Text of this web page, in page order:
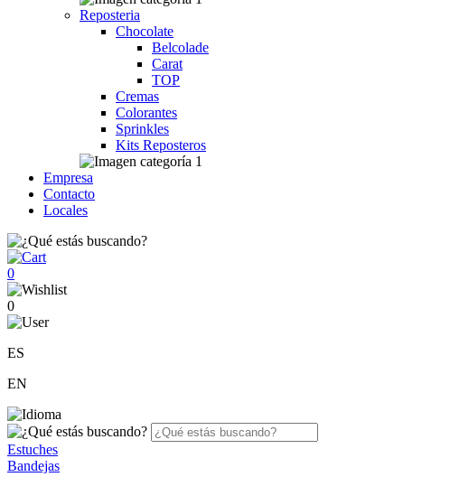
Reposteria
Chocolate
Belcolade
Carat
TOP
Cremas
Colorantes
Sprinkles
Kits Reposteros
Empresa
Contacto
Locales
0
0
ES
EN
Estuches
Bandejas